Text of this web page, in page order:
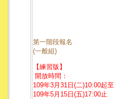
第一階段報名
(一般組)
【練習版】
開放時間：
109年3月31日(二)10:00起至
109年5月15日(五)17:00止